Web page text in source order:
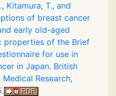
Kitamura, T., and
of breast cancer
early old-aged
properties of the Brief
for use in
in Japan. British
Research,